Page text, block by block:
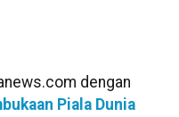
dengan
Piala Dunia